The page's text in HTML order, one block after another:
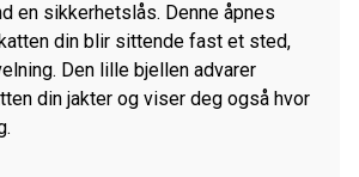
en sikkerhetslås. Denne åpnes
din blir sittende fast et sted,
Den lille bjellen advarer
din jakter og viser deg også hvor